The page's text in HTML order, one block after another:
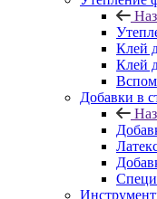
Клей
Клей
Добавки в